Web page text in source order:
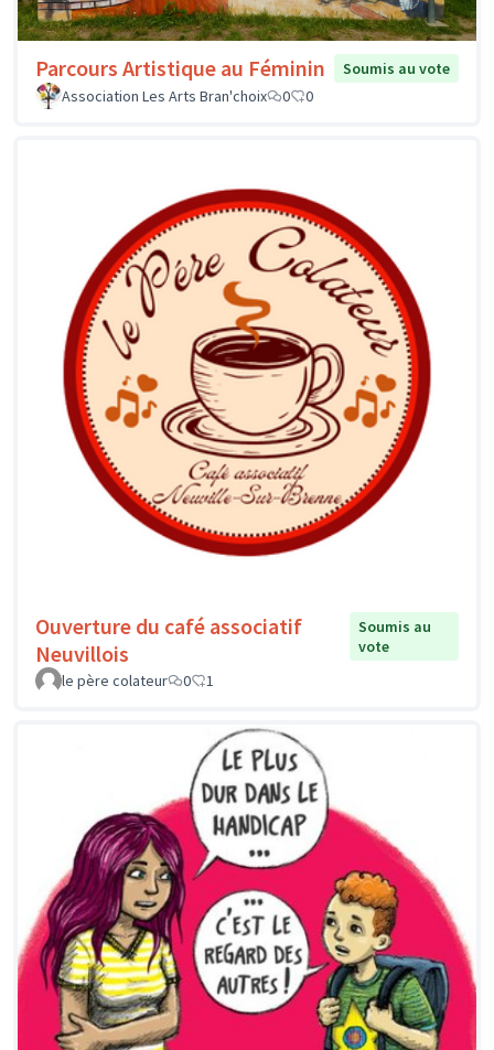
Parcours Artistique au Féminin
Soumis au vote
Association Les Arts Bran'choix
0 0
Ouverture du café associatif
Neuvillois
Soumis au
vote
le père colateur
0 1